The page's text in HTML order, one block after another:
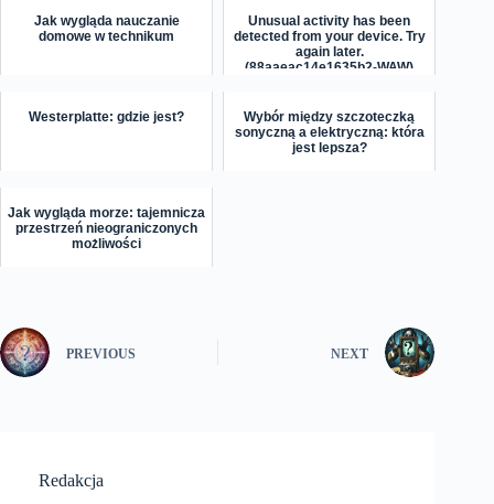
Jak wygląda nauczanie
domowe w technikum
Unusual activity has been
detected from your device. Try
again later.
(88aaeac14e1635b2-WAW)
Westerplatte: gdzie jest?
Wybór między szczoteczką
sonyczną a elektryczną: która
jest lepsza?
Jak wygląda morze: tajemnicza
przestrzeń nieograniczonych
możliwości
PREVIOUS NEXT
Redakcja